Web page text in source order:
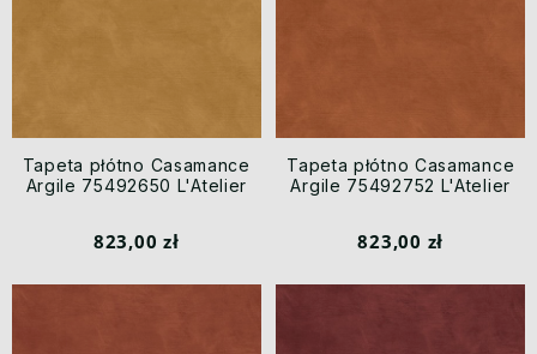
Tapeta płótno Casamance
Argile 75492650 L'Atelier
823,00 zł
Tapeta płótno Casamance
Argile 75492752 L'Atelier
823,00 zł